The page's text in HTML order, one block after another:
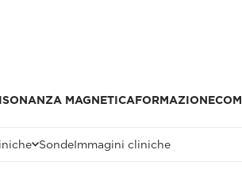
MAGNETICAFORMAZIONE
SondeImmagini cliniche